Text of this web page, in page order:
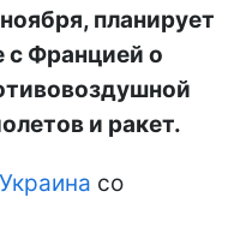
планирует
с Францией о
и ракет.
со